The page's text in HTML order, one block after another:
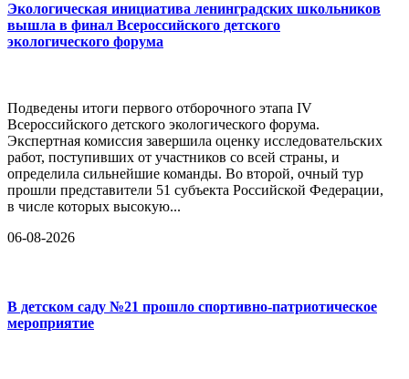
Экологическая инициатива ленинградских школьников
вышла в финал Всероссийского детского
экологического форума
Подведены итоги первого отборочного этапа IV
Всероссийского детского экологического форума.
Экспертная комиссия завершила оценку исследовательских
работ, поступивших от участников со всей страны, и
определила сильнейшие команды. Во второй, очный тур
прошли представители 51 субъекта Российской Федерации,
в числе которых высокую...
06-08-2026
В детском саду №21 прошло спортивно-патриотическое
мероприятие